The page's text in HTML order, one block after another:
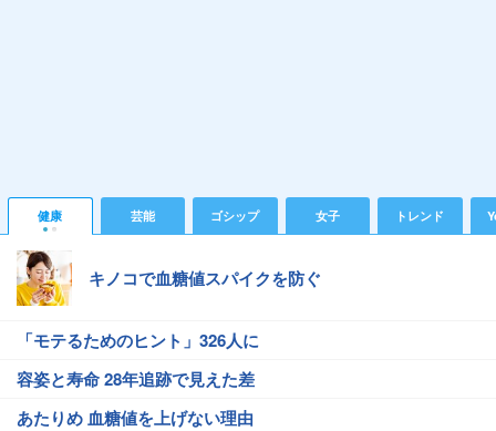
健康 芸能 ゴシップ 女子 トレンド
キノコで血糖値スパイクを防ぐ
「モテるためのヒント」326人に
容姿と寿命 28年追跡で見えた差
あたりめ 血糖値を上げない理由